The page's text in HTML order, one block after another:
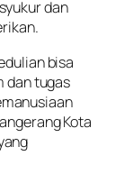
dan
bisa
dan tugas
Kota